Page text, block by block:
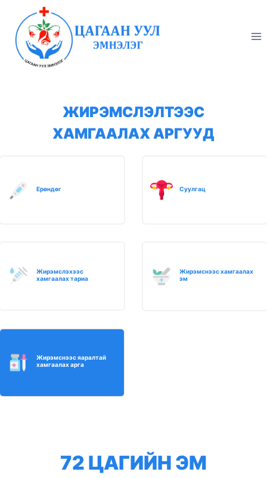
content
ЖИРЭМСЛЭЛТЭЭС
ХАМГААЛАХ АРГУУД
Ерөндөг Суулгац
Жирэмслэхээс
хамгаалах тариа
Жирэмснээс хамгаалах
эм
Жирэмснээс яаралтай
хамгаалах арга
72 ЦАГИЙН ЭМ